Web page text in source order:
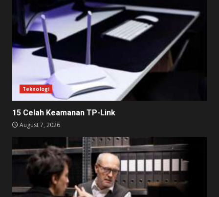
Teknologi
15 Celah Keamanan TP-Link
August 7, 2026